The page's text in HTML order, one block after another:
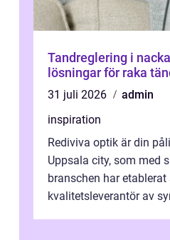
Tandreglering i nacka moderna
lösningar för raka
31 juli 2026
admin
inspiration
Rediviva optik är din
Uppsala city, som med
branschen har etablerat
kvalitetsleverantör av